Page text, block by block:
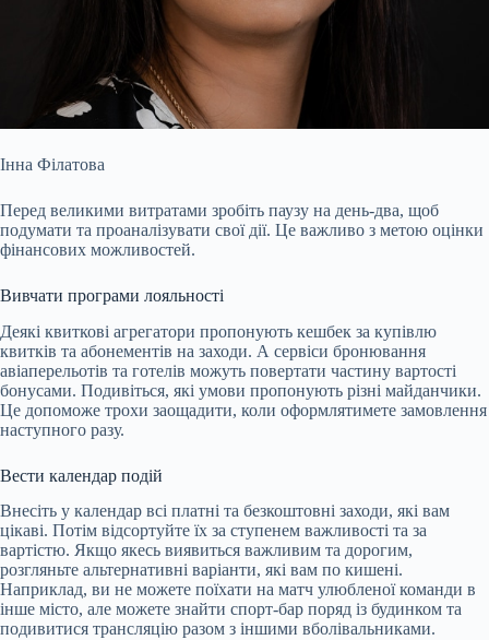
Інна Філатова
Перед великими витратами зробіть паузу на день-два, щоб
подумати та проаналізувати свої дії. Це важливо з метою оцінки
фінансових можливостей.
Вивчати програми лояльності
Деякі квиткові агрегатори пропонують кешбек за купівлю
квитків та абонементів на заходи. А сервіси бронювання
авіаперельотів та готелів можуть повертати частину вартості
бонусами. Подивіться, які умови пропонують різні майданчики.
Це допоможе трохи заощадити, коли оформлятимете замовлення
наступного разу.
Вести календар подій
Внесіть у календар всі платні та безкоштовні заходи, які вам
цікаві. Потім відсортуйте їх за ступенем важливості та за
вартістю. Якщо якесь виявиться важливим та дорогим,
розгляньте альтернативні варіанти, які вам по кишені.
Наприклад, ви не можете поїхати на матч улюбленої команди в
інше місто, але можете знайти спорт-бар поряд із будинком та
подивитися трансляцію разом з іншими вболівальниками.